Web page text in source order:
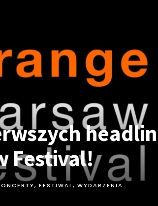
Festival!
FESTIWAL, WYDARZENIA